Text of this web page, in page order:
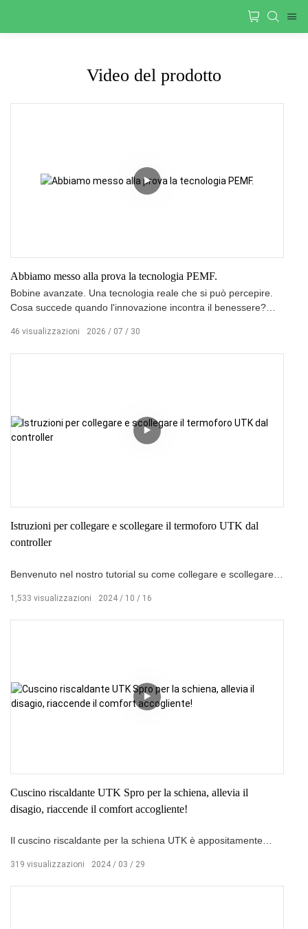
Video del prodotto
Abbiamo messo alla prova la tecnologia PEMF.
Bobine avanzate. Una tecnologia reale che si può percepire.
Cosa succede quando l'innovazione incontra il benessere?
elettromagnetici pulsati, progettati per favorire il recupero, il
rilassamento e la vitalità quotidiana. Sperimenta la nuova
2026 07 30
46 visualizzazioni
Istruzioni per collegare e scollegare il termoforo UTK dal
controller
Benvenuto nel nostro tutorial su come collegare e scollegare il
attraverso i semplici passaggi per garantire una connessione
sicura per comfort e prestazioni ottimali. Che tu sia nuovo al
2024 10 16
1,533 visualizzazioni
Cuscino riscaldante UTK Spro per la schiena, allevia il
disagio, riaccende il comfort accogliente!
Il cuscino riscaldante per la schiena UTK è appositamente
tecnologia di riscaldamento avanzata, fornisce calore e
comfort alla schiena, aiutando ad alleviare il dolore e la
2024 03 29
319 visualizzazioni